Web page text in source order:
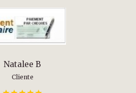
Natalee B
Cliente